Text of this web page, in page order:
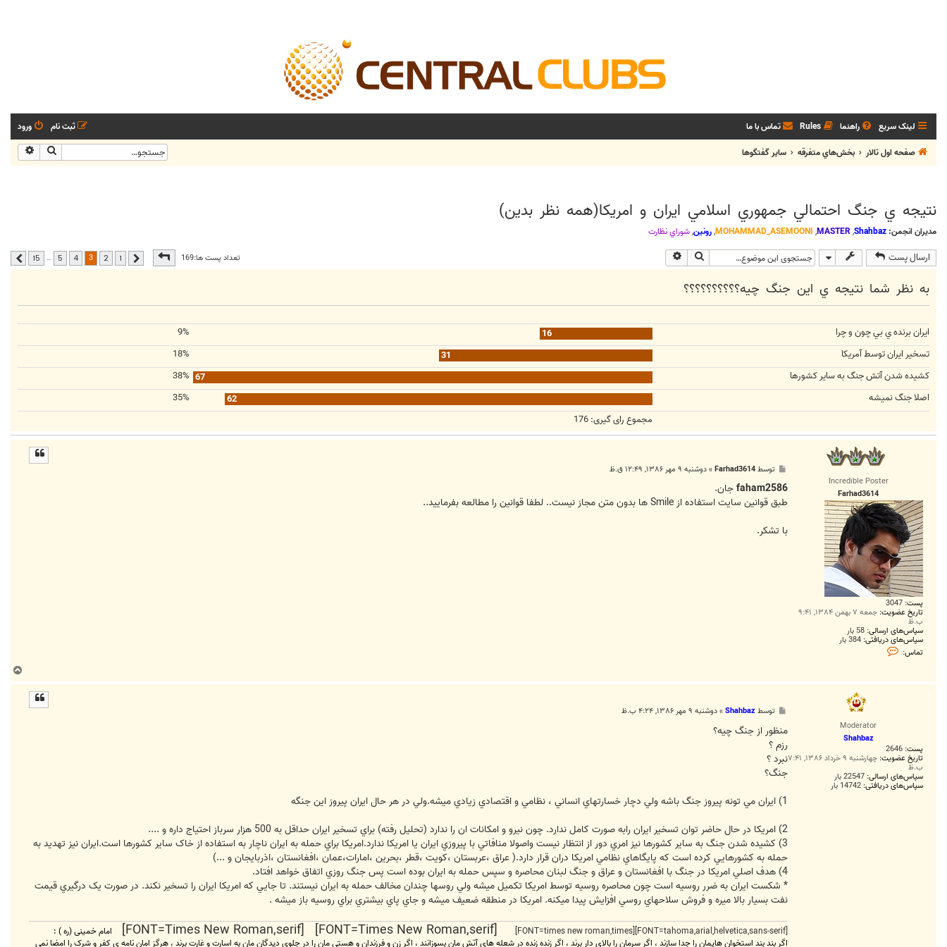
لینک سریع راهنما Rules تماس با ما ورود
ثبت نام
صفحه اول تالار
بخش‌‌هاي متفرقه ساير گفتگوها جستجو
نتيجه ي جنگ احتمالي جمهوري اسلامي ايران و امريكا(همه نظر بدين)
مدیران انجمن: Shahbaz
,
MASTER
,
MOHAMMAD_ASEMOONI
,رونین,شوراي نظارت
ارسال پست جستجو تعداد پست ها:169صفحه از15 قبلی 1
2
3
4
5
…
15 بعدی
به نظر شما نتيجه ي اين جنگ چيه؟؟؟؟؟؟؟؟؟؟
ايران برنده ي بي چون و چرا 16
9%
تسخير ايران توسط آمريكا
31
18%
كشيده شدن آتش جنگ به ساير كشورها
67
38%
اصلا جنگ نميشه
62
35%
مجموع رای گیری:176
Incredible Poster
Farhad3614
پست: 3047
تاریخ عضویت: جمعه ۷ بهمن ۱۳۸۴, ۹:۴۱
ب.ظ
سپاس‌های ارسالی: 58 بار
سپاس‌های دریافتی: 384 بار
تماس:
ت
F
1
ت
توسطFarhad3614
»دوشنبه ۹ مهر ۱۳۸۶, ۱۲:۴۹ ق.ظ
faham2586جان.
طبق قوانين سايت استفاده از Smile ها بدون متن مجاز نيست.. لطفا قوانين را مطالعه بفرماييد..
با تشکر.
ا
Moderator
Shahbaz
پست: 2646
تاریخ عضویت: چهارشنبه ۹ خرداد ۱۳۸۶, ۷:۴۱
ب.ظ
سپاس‌های ارسالی: 22547 بار
سپاس‌های دریافتی: 14742 بار
ت
توسطShahbaz
»دوشنبه ۹ مهر ۱۳۸۶, ۴:۲۴ ب.ظ
منظور از جنگ چيه؟
رزم ؟
نبرد ؟
جنگ؟
1) ايران مي تونه پيروز جنگ باشه ولي دچار خسارتهاي انساني ، نظامي و اقتصادي زيادي ميشه.ولي در هر حال ايران پيروز اين جنگه
2) امريکا در حال حاضر توان تسخير ايران رابه صورت کامل ندارد. چون نيرو و امکانات ان را ندارد (تحليل رفته) براي تسخير ايران حداقل به 500 هزار سرباز احتياج داره و ....
3) کشيده شدن جنگ به ساير کشورها نيز امري دور از انتظار نيست واصولا منافاتي با پيروزي ايران يا امريکا ندارد.امريکا براي حمله به ايران ناچار به استفاده از خاک ساير کشورها است.ايران نيز تهديد به
حمله به کشورهايي کرده است که پايگاهاي نظامي امريکا دران قرار دارد.( عراق ،عربستان ،کويت ،قطر ،بحرين ،امارات،عمان ،افغانستان ،اذربايجان و ...)
4) هدف اصلي امريکا در جنگ با افغانستان و عراق و جنگ لبنان محاصره و سپس حمله به ايران بوده است پس جنگ روزي اتفاق خواهد افتاد.
* شکست ايران به ضرر روسيه است چون محاصره روسيه توسط امريکا تکميل ميشه ولي روسها چندان مخالف حمله به ايران نيستند. تا جايي که امريکا ايران را تسخير نکند. در صورت يک درگيري قيمت
نفت بسيار بالا ميره و فروش سلاحهاي روسي افزايش پيدا ميکنه. امريکا در منطقه ضعيف ميشه و جاي پاي بيشتري براي روسيه باز ميشه .
[FONT=tahoma,arial,helvetica,sans-serif][FONT=times new roman,times]
[FONT=Times New Roman,serif] [FONT=Times New Roman,serif]
امام خمینی (ره ) :
اگر بند بند استخوان هایمان را جدا سازند ، اگر سرمان را بالای دار برند ، اگر زنده زنده در شعله های آتش مان بسوزانند ، اگر زن و فرزندان و هستی مان را در جلوی دیدگان مان به اسارت و غارت برند ، هرگز امان نامه ی کفر و شرک را امضا نمی